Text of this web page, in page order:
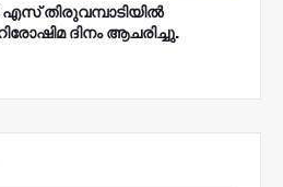
തിരുവമ്പാടിയിൽ
ദിനം ആചരിച്ചു.